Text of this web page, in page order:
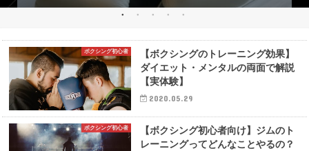
ボクシング初心者
【ボクシングのトレーニング効果】
ダイエット・メンタルの両面で解説
【実体験】
2020.05.29
ボクシング初心者
【ボクシング初心者向け】ジムのト
レーニングってどんなことやるの？